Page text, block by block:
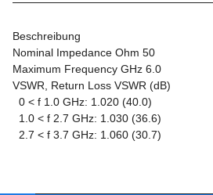
Beschreibung
Nominal Impedance Ohm 50
Maximum Frequency GHz 6.0
VSWR, Return Loss VSWR (dB)
0 < f 1.0 GHz: 1.020 (40.0)
1.0 < f 2.7 GHz: 1.030 (36.6)
2.7 < f 3.7 GHz: 1.060 (30.7)